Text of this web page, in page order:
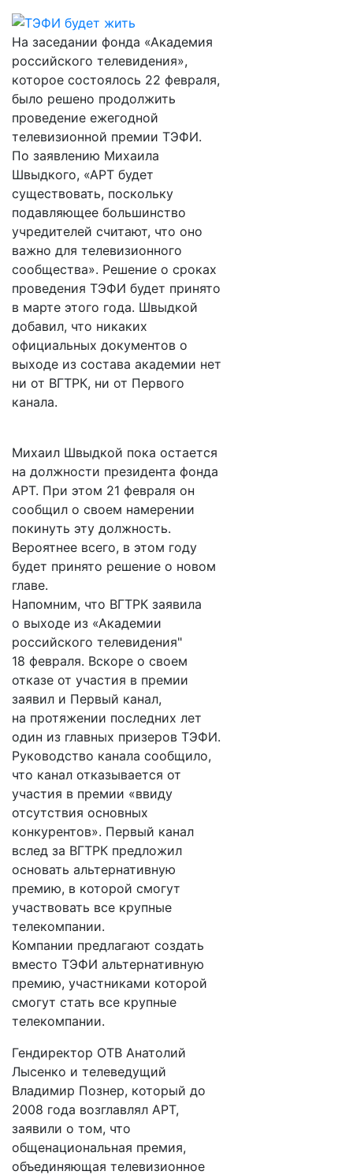
На заседании фонда «Академия
российского телевидения»,
которое состоялось 22 февраля,
было решено продолжить
проведение ежегодной
телевизионной премии ТЭФИ.
По заявлению Михаила
Швыдкого, «АРТ будет
существовать, поскольку
подавляющее большинство
учредителей считают, что оно
важно для телевизионного
сообщества». Решение о сроках
проведения ТЭФИ будет принято
в марте этого года. Швыдкой
добавил, что никаких
официальных документов о
выходе из состава академии нет
ни от ВГТРК, ни от Первого
канала.
Михаил Швыдкой пока остается
на должности президента фонда
АРТ. При этом 21 февраля он
сообщил о своем намерении
покинуть эту должность.
Вероятнее всего, в этом году
будет принято решение о новом
главе.
Напомним, что ВГТРК заявила
о выходе из «Академии
российского телевидения"
18 февраля. Вскоре о своем
отказе от участия в премии
заявил и Первый канал,
на протяжении последних лет
один из главных призеров ТЭФИ.
Руководство канала сообщило,
что канал отказывается от
участия в премии «ввиду
отсутствия основных
конкурентов». Первый канал
вслед за ВГТРК предложил
основать альтернативную
премию, в которой смогут
участвовать все крупные
телекомпании.
Компании предлагают создать
вместо ТЭФИ альтернативную
премию, участниками которой
смогут стать все крупные
телекомпании.
Гендиректор ОТВ Анатолий
Лысенко и телеведущий
Владимир Познер, который до
2008 года возглавлял АРТ,
заявили о том, что
общенациональная премия,
объединяющая телевизионное